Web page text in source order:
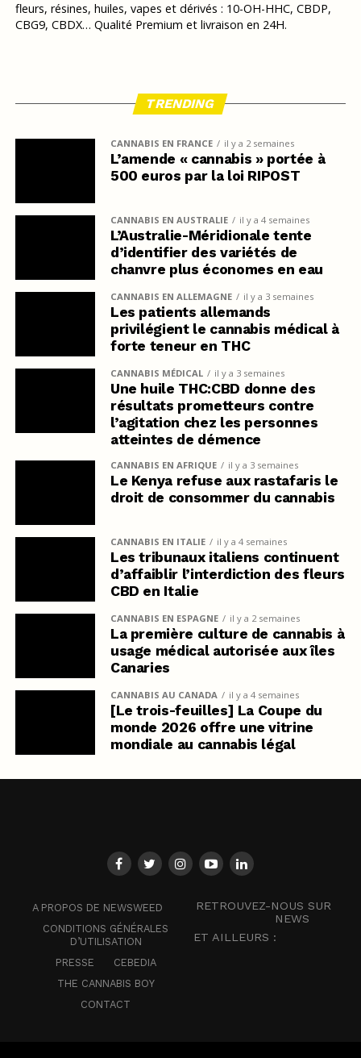
fleurs, résines, huiles, vapes et dérivés : 10-OH-HHC, CBDP,
CBG9, CBDX… Qualité Premium et livraison en 24H.
TRENDING
CANNABIS EN FRANCE il y a 2 semaines
L’amende « cannabis » portée à
500 euros par la loi RIPOST
CANNABIS EN AUSTRALIE il y a 4 semaines
L’Australie-Méridionale tente
d’identifier des variétés de
chanvre plus économes en eau
CANNABIS EN ALLEMAGNE il y a 3 semaines
Les patients allemands
privilégient le cannabis médical à
forte teneur en THC
CANNABIS MÉDICAL il y a 3 semaines
Une huile THC:CBD donne des
résultats prometteurs contre
l’agitation chez les personnes
atteintes de démence
CANNABIS EN AFRIQUE il y a 3 semaines
Le Kenya refuse aux rastafaris le
droit de consommer du cannabis
CANNABIS EN ITALIE il y a 4 semaines
Les tribunaux italiens continuent
d’affaiblir l’interdiction des fleurs
CBD en Italie
CANNABIS EN ESPAGNE il y a 2 semaines
La première culture de cannabis à
usage médical autorisée aux îles
Canaries
CANNABIS AU CANADA il y a 4 semaines
[Le trois-feuilles] La Coupe du
monde 2026 offre une vitrine
mondiale au cannabis légal
A PROPOS DE NEWSWEED
CONDITIONS GÉNÉRALES
D’UTILISATION
PRESSE
CEBEDIA
THE CANNABIS BOY
CONTACT
RETROUVEZ-NOUS SUR
NEWS
ET AILLEURS :